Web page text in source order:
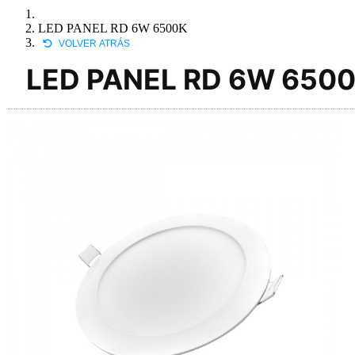
LED PANEL RD 6W 6500K
VOLVER ATRÁS
LED PANEL RD 6W